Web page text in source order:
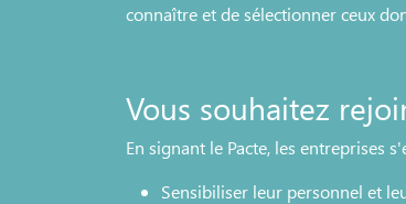
connaître et de sélectionner ceux
Vous souhaitez
En signant le Pacte, les entreprises
Sensibiliser leur personnel et